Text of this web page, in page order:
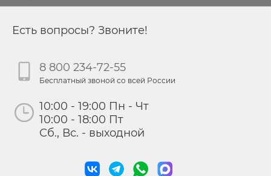
Есть вопросы? Звоните!
8 800 234-72-55
Бесплатный звоной со всей России
10:00 - 19:00 Пн - Чт
10:00 - 18:00 Пт
Сб., Вс. - выходной